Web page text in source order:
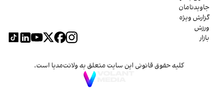
جاویدنامان
گزارش ویژه
ورزش
بازار
کلیه حقوق قانونی این سایت متعلق به ولانت‌مدیا است.